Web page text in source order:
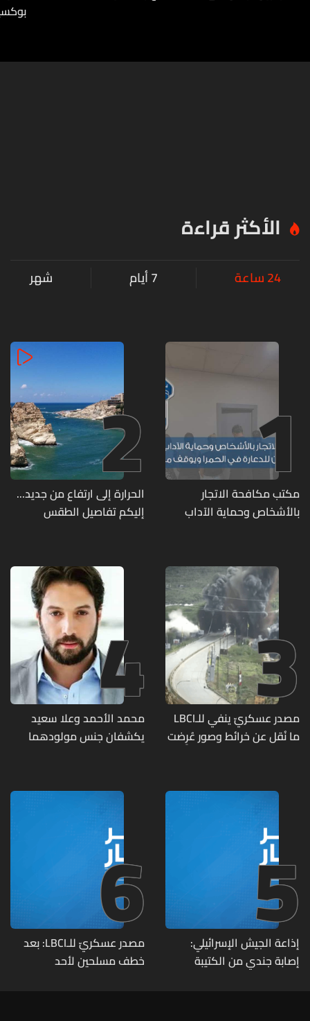
الأكثر قراءة
24 ساعة 7 أيام شهر
1
مكتب مكافحة الاتجار
بالأشخاص وحماية الآداب
متورطين
2
الحرارة إلى ارتفاع من جديد...
إليكم تفاصيل الطقس
3
مصدر عسكريّ ينفي للـLBCI
ما نُقل عن خرائط وصور عُرِضت
تحت الأرض
4
محمد الأحمد وعلا سعيد
يكشفان جنس مولودهما
5
إذاعة الجيش الإسرائيلي:
إصابة جندي من الكتيبة
6
مصدر عسكريّ للـLBCI: بعد
خطف مسلحين لأحد